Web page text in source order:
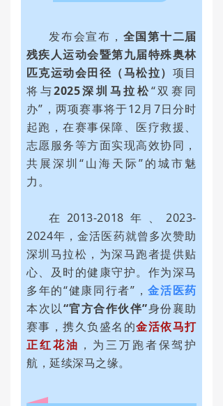
发布会宣布， 全国第十二届
残疾人运动会暨第九届特殊奥林
匹克运动会田径（马松拉） 项目
将与2025深圳马拉松“双赛同
办”，两项赛事将于12月7日分时
起跑，在赛事保障、医疗救援、
志愿服务等方面实现高效协同，
共展深圳“山海天际”的城市魅
力。
在2013-2018年、2023-
2024年，金活医药就曾多次赞助
深圳马拉松，为深马跑者提供贴
心、及时的健康守护。作为深马
多年的“健康同行者”，金活医药
本次以“官方合作伙伴”身份襄助
赛事，携久负盛名的金活依马打
正红花油 ，为三万跑者保驾护
航，延续深马之缘。